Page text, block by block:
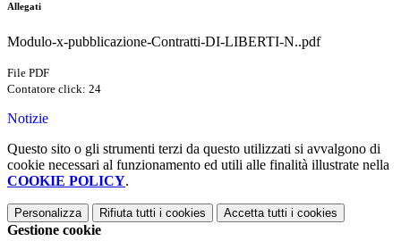
Allegati
Modulo-x-pubblicazione-Contratti-DI-LIBERTI-N..pdf
File PDF
Contatore click: 24
Notizie
Questo sito o gli strumenti terzi da questo utilizzati si avvalgono di
cookie necessari al funzionamento ed utili alle finalità illustrate nella
COOKIE POLICY.
Personalizza Rifiuta tutti i cookies Accetta tutti i cookies
Gestione cookie